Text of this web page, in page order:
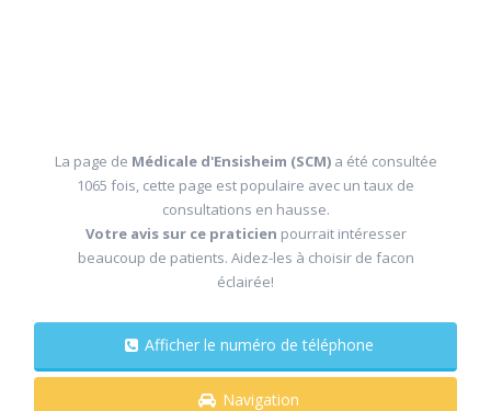
La page de Médicale d'Ensisheim (SCM) a été consultée
1065 fois, cette page est populaire avec un taux de
consultations en hausse.
Votre avis sur ce praticien pourrait intéresser
beaucoup de patients. Aidez-les à choisir de facon
éclairée!
Afficher le numéro de téléphone
Navigation